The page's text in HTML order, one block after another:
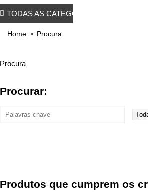
TODAS AS CATEGORIAS
Home Procura
Procura
Procurar:
Produtos que cumprem os